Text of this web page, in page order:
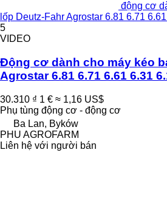
động cơ
lốp Deutz-Fahr Agrostar 6.81 6.71
5
VIDEO
Động cơ dành cho máy kéo
Agrostar 6.81 6.71 6.61 6.31
30.310 ₫ 1 € ≈ 1,16 US$
Phụ tùng động cơ - động cơ
Ba Lan, Byków
PHU AGROFARM
Liên hệ với người bán